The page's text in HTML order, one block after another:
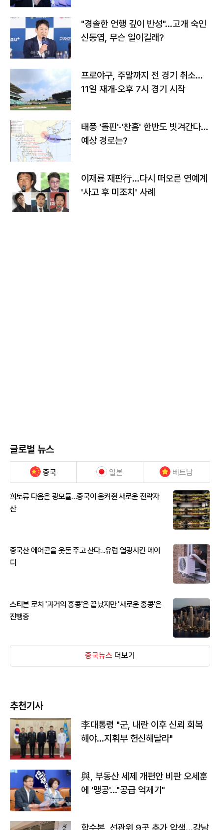
"경솔한 언행 깊이 반성"…고개 숙인
신동엽, 무슨 일이길래?
프로야구, 주말까지 전 경기 취소…
11일 재개·오후 7시 경기 시작
태풍 '돌핀'·'찬홈' 한반도 빗겨간다…
예상 경로는?
이재룡 재판行…다시 떠오른 연예계
'사고 후 미조치' 사례
글로벌 뉴스
중국 일본 베트남
희토류 다음은 광모듈…중국이 움켜쥔 새로운 전략자
산
중국산 에어콘을 웃돈 주고 산다...유럽 열광시킨 메이
디
스티븐 로치 '과거의 홍콩'은 끝났지만 '새로운 홍콩'은
진행중
중국뉴스 더보기
추천기사
李대통령 "군, 내란 이후 신뢰 회복
해야…지휘부 헌신해달라"
與, 부동산 세제 개편안 비판 오세훈
에 '맹공'…"공급 억제기"
합수본, 선관위 9곳 추가 압색…강남